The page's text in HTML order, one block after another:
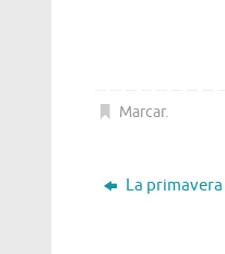
Marcar.
La primavera